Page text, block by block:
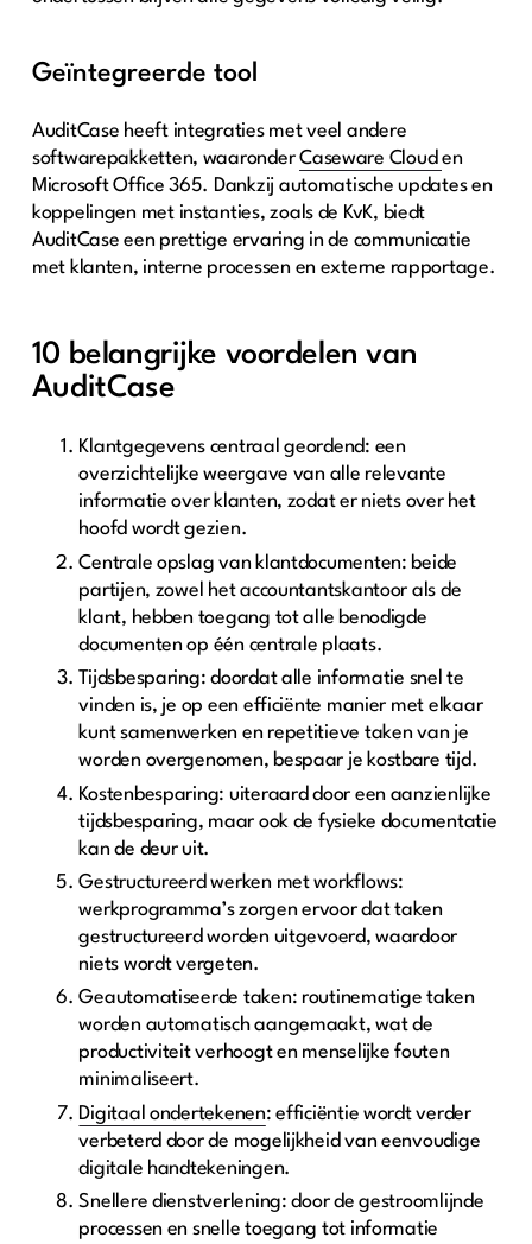
Geïntegreerde tool
AuditCase heeft integraties met veel andere
softwarepakketten, waaronderCaseware Clouden
Microsoft Office 365. Dankzij automatische updates en
koppelingen met instanties, zoals de KvK, biedt
AuditCase een prettige ervaring in de communicatie
met klanten, interne processen en externe rapportage.
10 belangrijke voordelen van
AuditCase
Klantgegevens centraal geordend: een
overzichtelijke weergave van alle relevante
informatie over klanten, zodat er niets over het
hoofd wordt gezien.
Centrale opslag van klantdocumenten: beide
partijen, zowel het accountantskantoor als de
klant, hebben toegang tot alle benodigde
documenten op één centrale plaats.
Tijdsbesparing: doordat alle informatie snel te
vinden is, je op een efficiënte manier met elkaar
kunt samenwerken en repetitieve taken van je
worden overgenomen, bespaar je kostbare tijd.
Kostenbesparing: uiteraard door een aanzienlijke
tijdsbesparing, maar ook de fysieke documentatie
kan de deur uit.
Gestructureerd werken met workflows:
werkprogramma’s zorgen ervoor dat taken
gestructureerd worden uitgevoerd, waardoor
niets wordt vergeten.
Geautomatiseerde taken: routinematige taken
worden automatisch aangemaakt, wat de
productiviteit verhoogt en menselijke fouten
minimaliseert.
Digitaal ondertekenen: efficiëntie wordt verder
verbeterd door de mogelijkheid van eenvoudige
digitale handtekeningen.
Snellere dienstverlening: door de gestroomlijnde
processen en snelle toegang tot informatie